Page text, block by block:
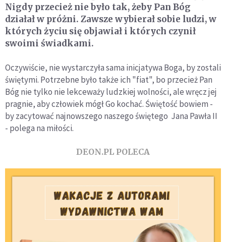
Nigdy przecież nie było tak, żeby Pan Bóg
działał w próżni. Zawsze wybierał sobie ludzi, w
których życiu się objawiał i których czynił
swoimi świadkami.
Oczywiście, nie wystarczyła sama inicjatywa Boga, by zostali
świętymi. Potrzebne było także ich "fiat", bo przecież Pan
Bóg nie tylko nie lekceważy ludzkiej wolności, ale wręcz jej
pragnie, aby człowiek mógł Go kochać. Świętość bowiem -
by zacytować najnowszego naszego świętego Jana Pawła II
- polega na miłości.
DEON.PL POLECA